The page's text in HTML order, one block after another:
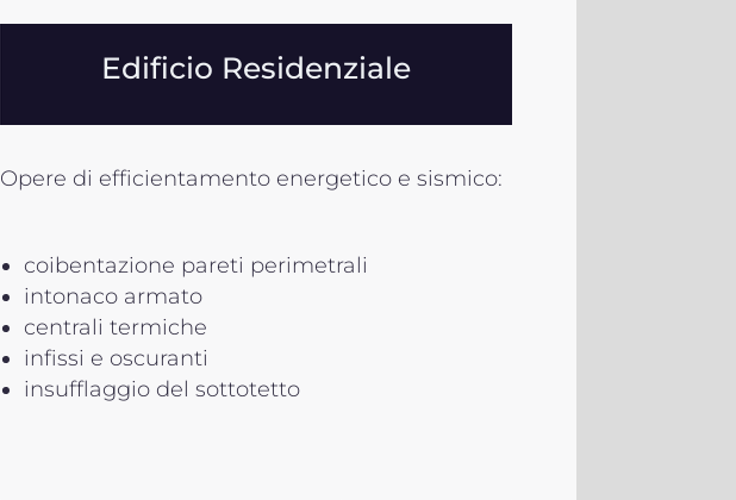
Edificio Residenziale
Opere di efficientamento energetico e sismico:
coibentazione pareti perimetrali
intonaco armato
centrali termiche
infissi e oscuranti
insufflaggio del sottotetto